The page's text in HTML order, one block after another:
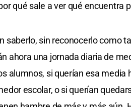
qué sale a ver qué encuentra
saberlo, sin reconocerlo como
ahora una jornada diaria de
alumnos, si querían esa
escolar, o si querían